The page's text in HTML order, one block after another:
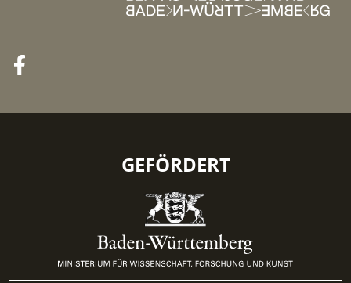
GEFÖRDERT